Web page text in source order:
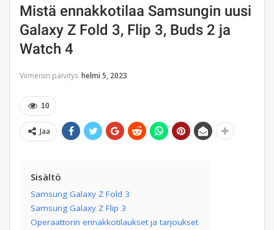
Mistä ennakkotilaa Samsungin uusi
Galaxy Z Fold 3, Flip 3, Buds 2 ja
Watch 4
Viimeisin päivitys helmi 5, 2023
10
Jaa
Sisältö
Samsung Galaxy Z Fold 3
Samsung Galaxy Z Flip 3
Operaattorin ennakkotilaukset ja tarjoukset